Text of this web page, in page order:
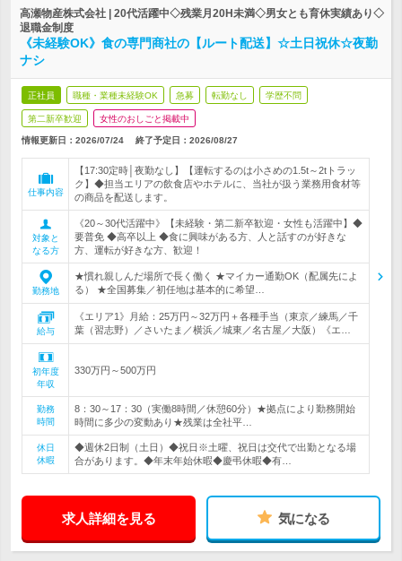
高瀬物産株式会社 | 20代活躍中◇残業月20H未満◇男女とも育休実績あり◇
退職金制度
《未経験OK》食の専門商社の【ルート配送】☆土日祝休☆夜勤
ナシ
正社員 職種・業種未経験OK 急募 転勤なし 学歴不問
第二新卒歓迎 女性のおしごと掲載中
情報更新日：2026/07/24 終了予定日： 2026/08/27
仕事内容
【17:30定時│夜勤なし】【運転するのは小さめの1.5t～2tトラッ
ク】◆担当エリアの飲食店やホテルに、当社が扱う業務用食材等
の商品を配送します。
対象と
なる方
《20～30代活躍中》【未経験・第二新卒歓迎・女性も活躍中】◆
要普免 ◆高卒以上 ◆食に興味がある方、人と話すのが好きな
方、運転が好きな方、歓迎！
勤務地
★慣れ親しんだ場所で長く働く ★マイカー通勤OK（配属先によ
る） ★全国募集／初任地は基本的に希望…
給与
《エリア1》月給：25万円～32万円＋各種手当（東京／練馬／千
葉（習志野）／さいたま／横浜／城東／名古屋／大阪）《エ…
初年度
年収
330万円～500万円
勤務
時間
8：30～17：30（実働8時間／休憩60分）★拠点により勤務開始
時間に多少の変動あり★残業は全社平…
休日
休暇
◆週休2日制（土日）◆祝日※土曜、祝日は交代で出勤となる場
合があります。◆年末年始休暇◆慶弔休暇◆有…
求人詳細を見る 気になる